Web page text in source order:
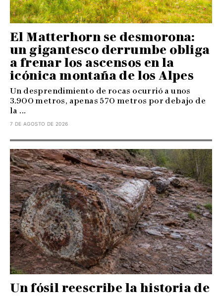
El Matterhorn se desmorona:
un gigantesco derrumbe obliga
a frenar los ascensos en la
icónica montaña de los Alpes
Un desprendimiento de rocas ocurrió a unos
3.900 metros, apenas 570 metros por debajo de
la ...
7 DE AGOSTO DE 2026
Un fósil reescribe la historia de